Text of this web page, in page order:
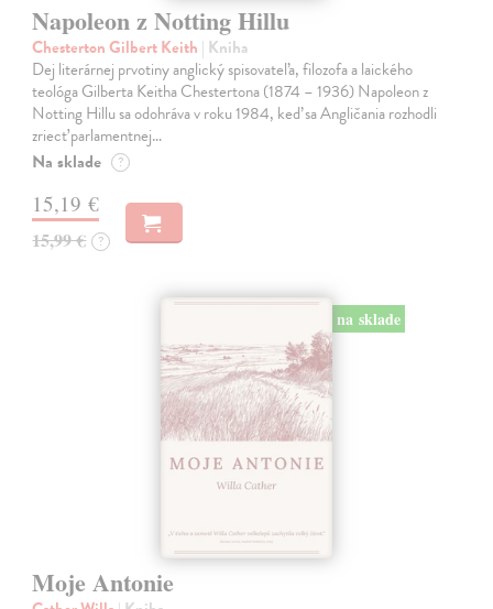
Napoleon z Notting Hillu
Chesterton Gilbert Keith | Kniha
Dej literárnej prvotiny anglický spisovateľa, filozofa a laického
teológa Gilberta Keitha Chestertona (1874 – 1936) Napoleon z
Notting Hillu sa odohráva v roku 1984, keď sa Angličania rozhodli
zriecť parlamentnej…
Na sklade ?
15,19 €
15,99 € ?
na sklade
Moje Antonie